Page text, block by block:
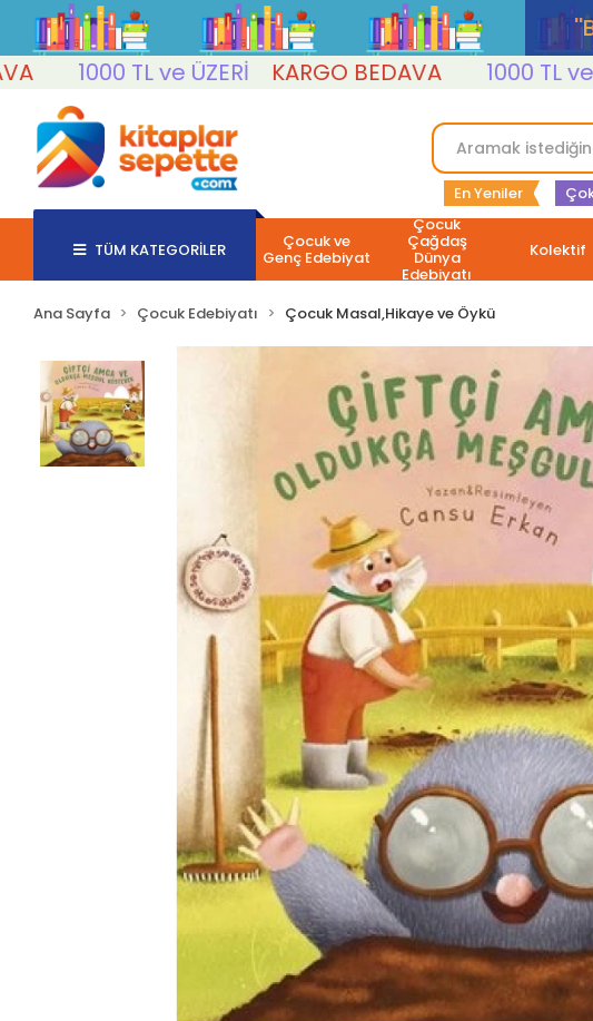
1000 TL ve ÜZERİ
KARGO BEDAVA 1000 TL ve
En Yeniler
TÜM KATEGORİLER Çocuk ve
Genç Edebiyat
Çocuk
Çağdaş
Dünya
Edebiyatı
Kolektif
Ana Sayfa Çocuk Edebiyatı Çocuk Masal,Hikaye ve Öykü